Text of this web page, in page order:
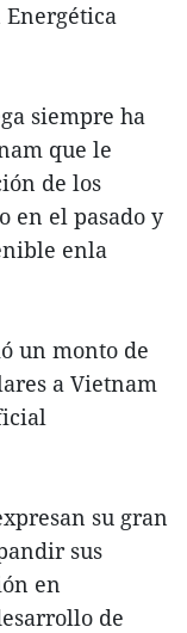
siempre ha
que le
de los
en el pasado y
enla
un monto de
a Vietnam
su gran
sus
en
de